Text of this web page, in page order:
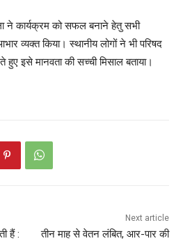
ने कार्यक्रम को सफल बनाने हेतु सभी
व्यक्त किया। स्थानीय लोगों ने भी परिषद
इसे मानवता की सच्ची मिसाल बताया।
हैं :
Next article
तीन माह से वेतन लंबित, आर-पार की